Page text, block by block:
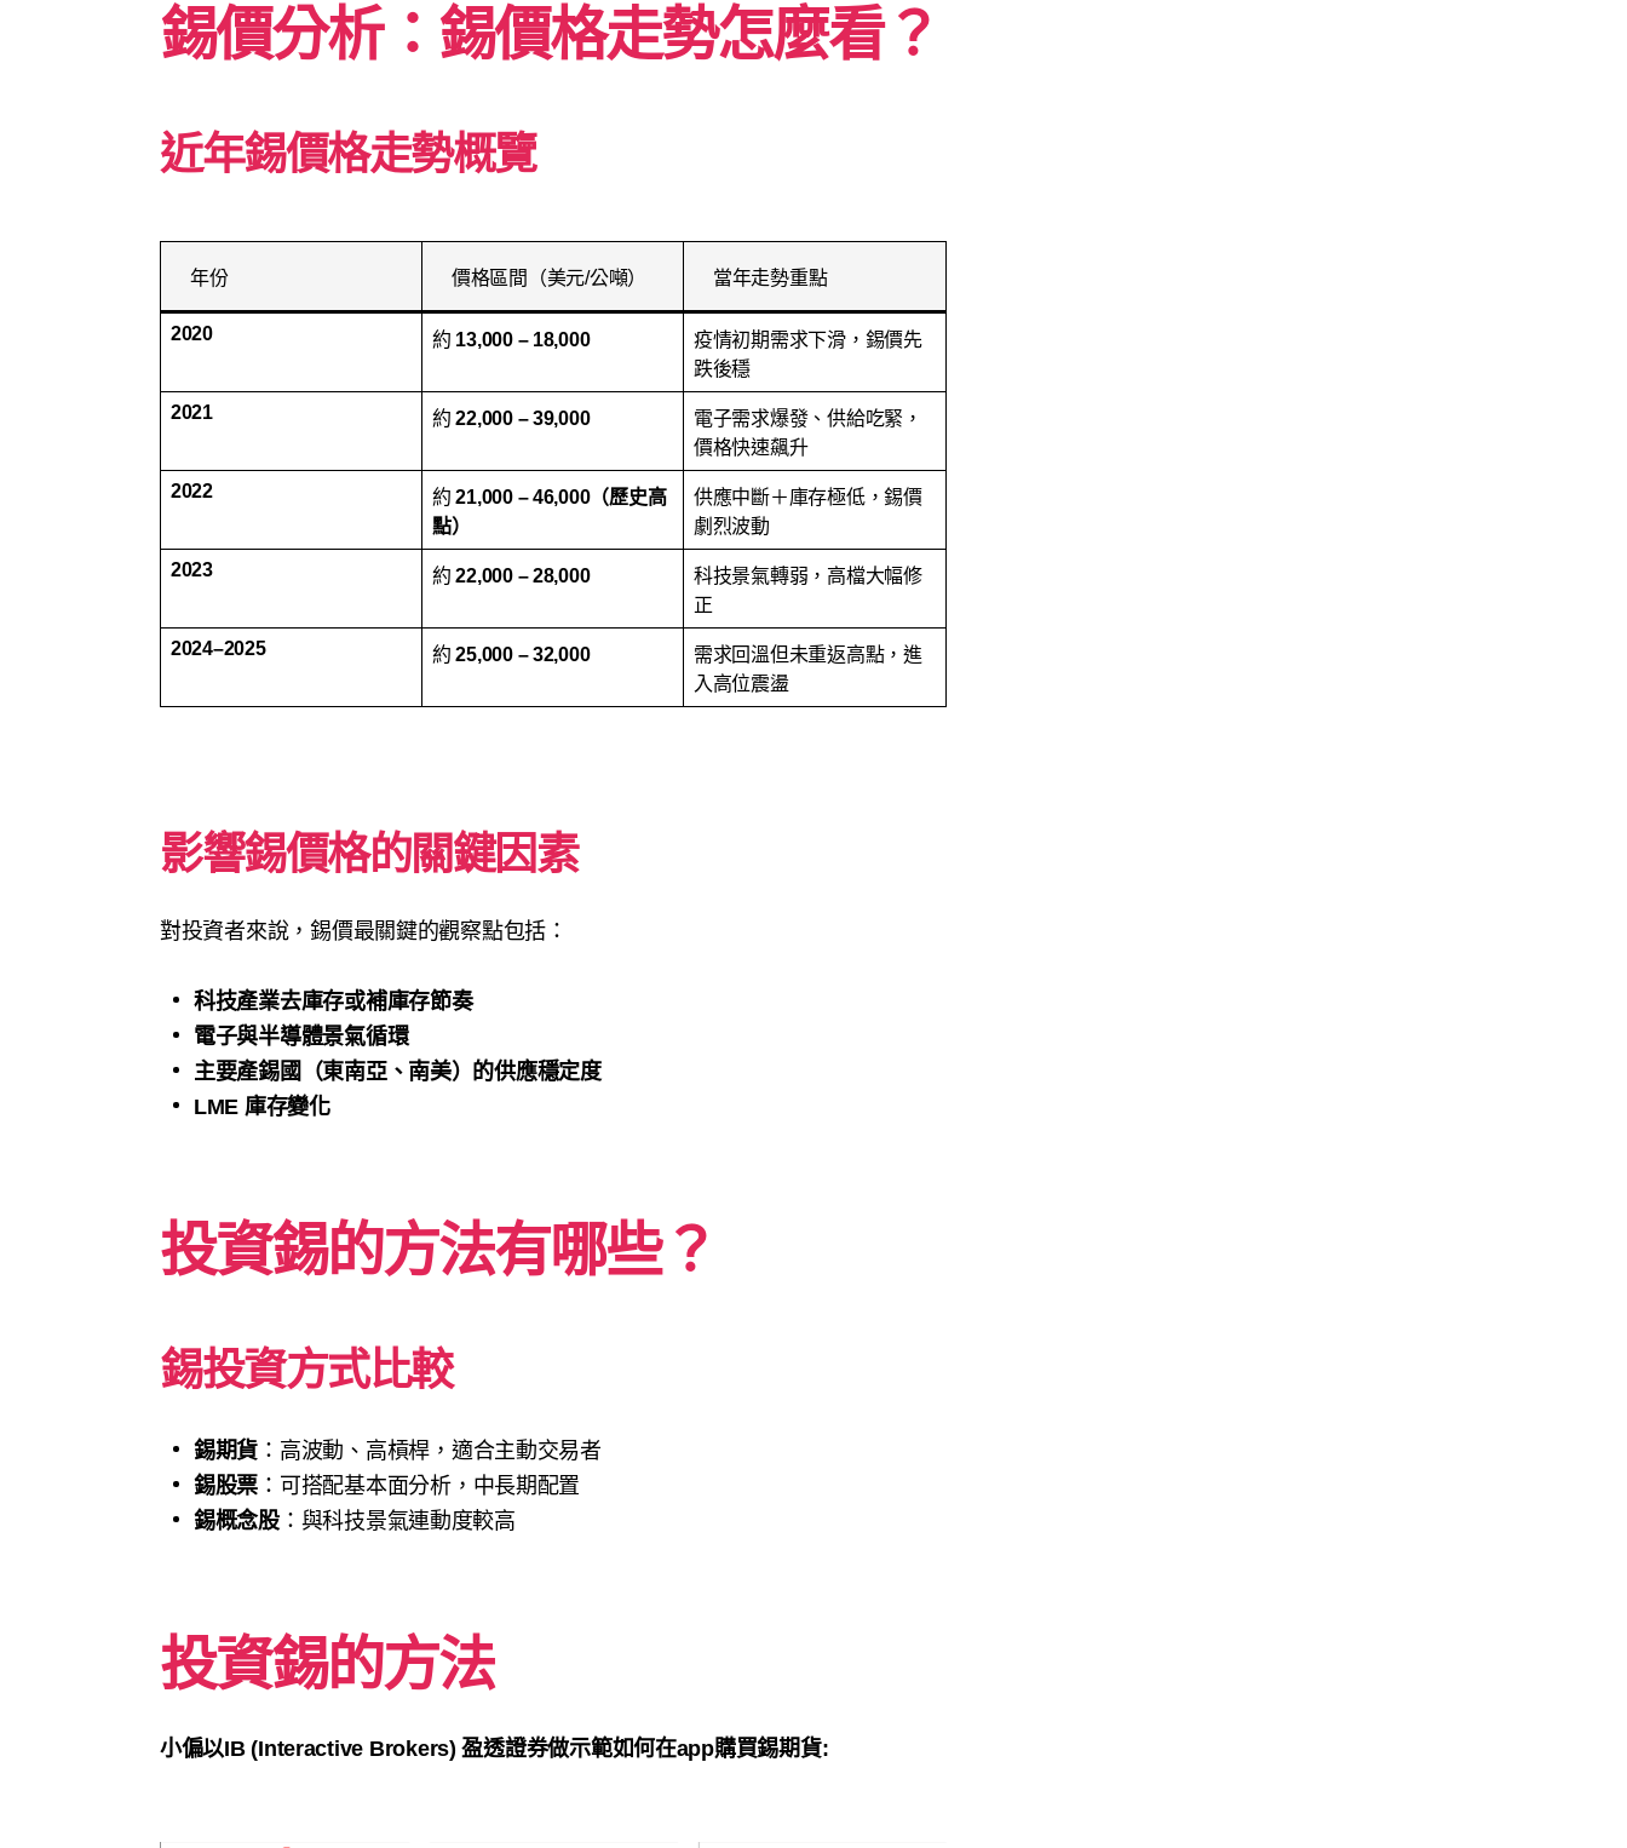
錫價分析：錫價格走勢怎麼看？
近年錫價格走勢概覽
年份 價格區間（美元/公噸） 當年走勢重點
2020 約 13,000 – 18,000
疫情初期需求下滑，錫價先
跌後穩
2021 約22,000 – 39,000
電子需求爆發、供給吃緊，
價格快速飆升
2022 約21,000 – 46,000（歷史高
點）
供應中斷＋庫存極低，錫價
劇烈波動
2023 約22,000 – 28,000
科技景氣轉弱，高檔大幅修
正
2024–2025 約25,000 – 32,000
需求回溫但未重返高點，進
入高位震盪
影響錫價格的關鍵因素
對投資者來說，錫價最關鍵的觀察點包括：
科技產業去庫存或補庫存節奏
電子與半導體景氣循環
主要產錫國（東南亞、南美）的供應穩定度
LME 庫存變化
投資錫的方法有哪些？
錫投資方式比較
錫期貨 ：高波動、高槓桿，適合主動交易者
錫股票 ：可搭配基本面分析，中長期配置
錫概念股：與科技景氣連動度較高
投資錫的方法
小偏以IB (Interactive Brokers) 盈透證券做示範如何在app購買錫期貨: